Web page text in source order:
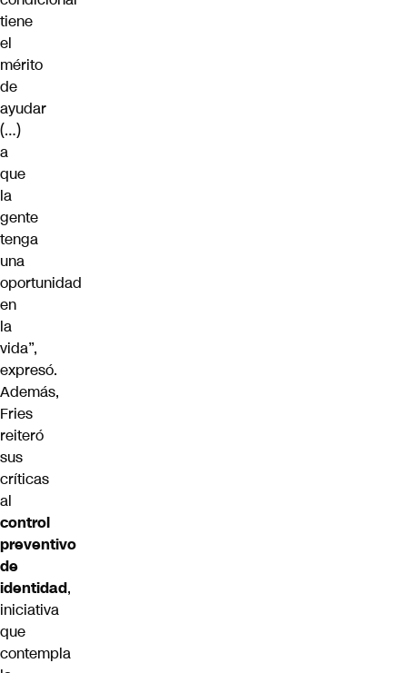
tiene
el
mérito
de
ayudar
(…)
a
que
la
gente
tenga
una
oportunidad
en
la
vida”,
expresó.
Además,
Fries
reiteró
sus
críticas
al
control
preventivo
de
identidad,
iniciativa
que
contempla